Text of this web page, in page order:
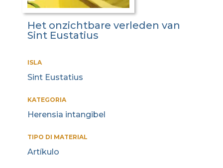
Het onzichtbare verleden van
Sint Eustatius
ISLA
Sint Eustatius
KATEGORIA
Herensia intangibel
TIPO DI MATERIAL
Artíkulo